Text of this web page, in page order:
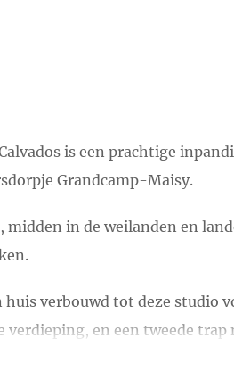
is een prachtige
Grandcamp-Maisy.
, midden in de weilanden en
verbouwd tot deze studio
verdieping, en een tweede